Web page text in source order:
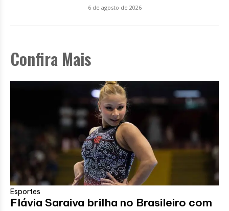
6 de agosto de 2026
Confira Mais
Esportes
Flávia Saraiva brilha no Brasileiro com